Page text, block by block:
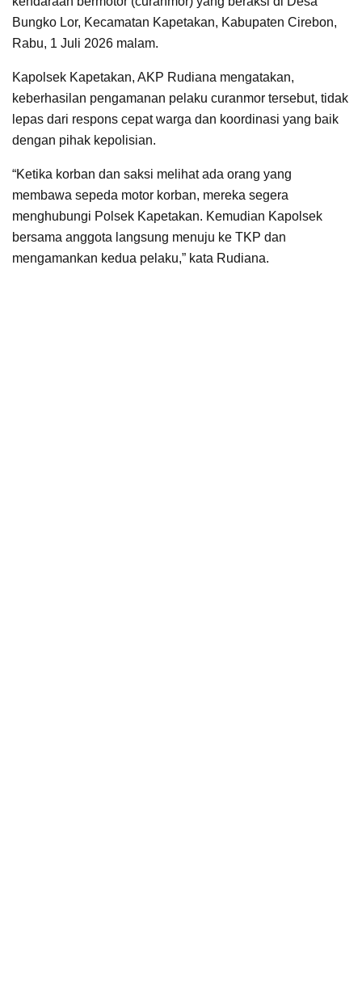
Bungko Lor, Kecamatan Kapetakan, Kabupaten Cirebon,
Rabu, 1 Juli 2026 malam.
Kapolsek Kapetakan, AKP Rudiana mengatakan,
keberhasilan pengamanan pelaku curanmor tersebut, tidak
lepas dari respons cepat warga dan koordinasi yang baik
dengan pihak kepolisian.
“Ketika korban dan saksi melihat ada orang yang
membawa sepeda motor korban, mereka segera
menghubungi Polsek Kapetakan. Kemudian Kapolsek
bersama anggota langsung menuju ke TKP dan
mengamankan kedua pelaku,” kata Rudiana. ‎